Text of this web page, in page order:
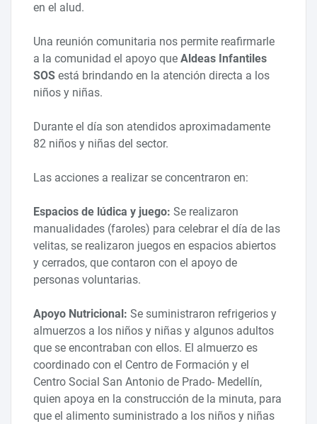
en el alud.
Una reunión comunitaria nos permite reafirmarle
a la comunidad el apoyo queAldeas Infantiles
SOS está brindando en la atención directa a los
niños y niñas.
Durante el día son atendidos aproximadamente
82 niños y niñas del sector.
Las acciones a realizar se concentraron en:
Espacios de lúdica y juego: Se realizaron
manualidades (faroles) para celebrar el día de las
velitas, se realizaron juegos en espacios abiertos
y cerrados, que contaron con el apoyo de
personas voluntarias.
Apoyo Nutricional: Se suministraron refrigerios y
almuerzos a los niños y niñas y algunos adultos
que se encontraban con ellos. El almuerzo es
coordinado con el Centro de Formación y el
Centro Social San Antonio de Prado- Medellín,
quien apoya en la construcción de la minuta, para
que el alimento suministrado a los niños y niñas